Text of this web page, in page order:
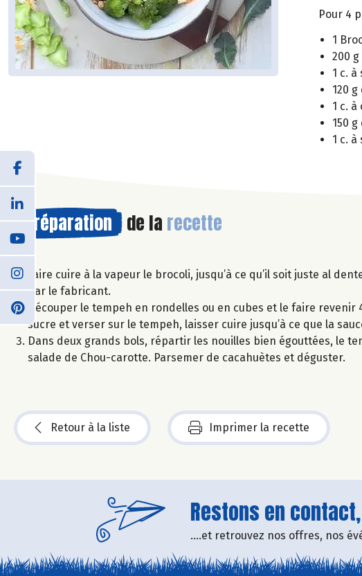
Pour 4
1
200
1 c.
120
1 c.
150
1 c. à
Préparation de la recette
Faire cuire à la vapeur le brocoli, jusqu’à ce qu’il soit juste al
par le fabricant.
Découper le tempeh en rondelles ou en cubes et le faire
sucre et verser sur le tempeh, laisser cuire jusqu’à ce que la
Dans deux grands bols, répartir les nouilles bien égouttées, le
salade de Chou-carotte. Parsemer de cacahuètes et déguster.
Retour à la liste Imprimer la recette
Restons en
....et retrouvez nos offres, nos